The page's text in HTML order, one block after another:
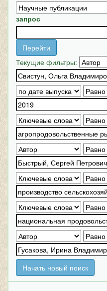
запрос
Текущие фильтры:
Начать новый поиск